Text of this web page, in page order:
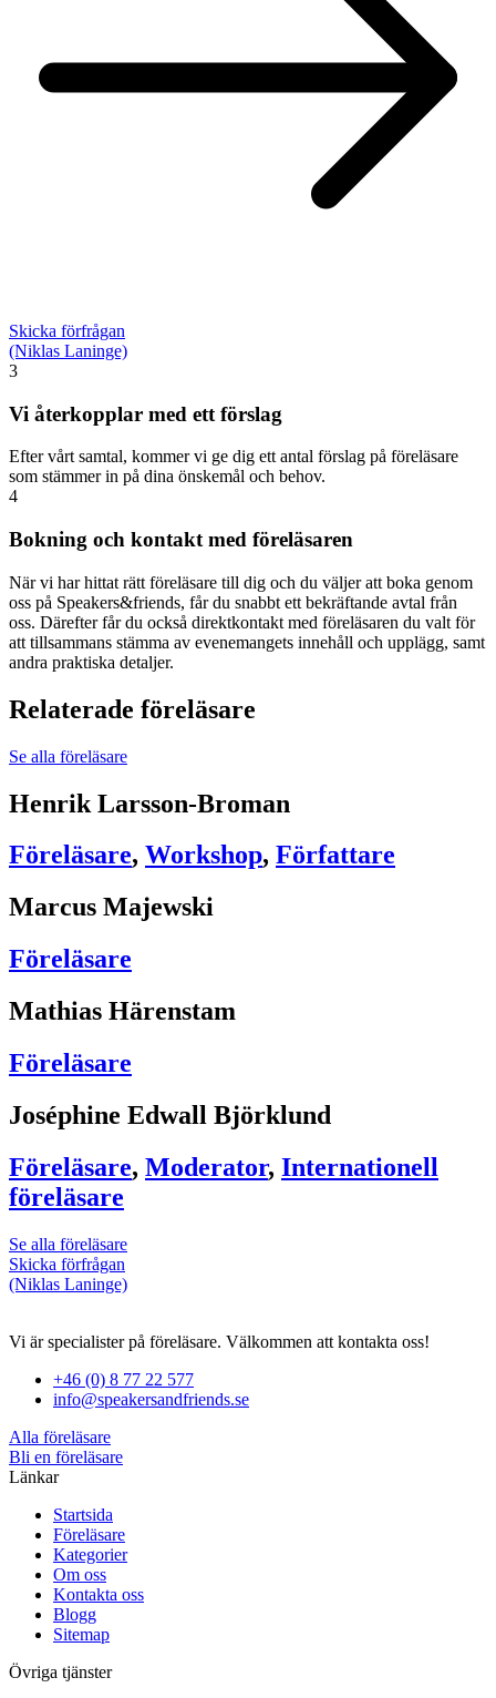
Skicka förfrågan
(Niklas Laninge)
3
Vi återkopplar med ett förslag
Efter vårt samtal, kommer vi ge dig ett antal förslag på föreläsare
som stämmer in på dina önskemål och behov.
4
Bokning och kontakt med föreläsaren
När vi har hittat rätt föreläsare till dig och du väljer att boka genom
oss på Speakers&friends, får du snabbt ett bekräftande avtal från
oss. Därefter får du också direktkontakt med föreläsaren du valt för
att tillsammans stämma av evenemangets innehåll och upplägg, samt
andra praktiska detaljer.
Relaterade föreläsare
Se alla föreläsare
Henrik Larsson-Broman
Föreläsare, Workshop, Författare
Marcus Majewski
Föreläsare
Mathias Härenstam
Föreläsare
Joséphine Edwall Björklund
Föreläsare, Moderator, Internationell
föreläsare
Se alla föreläsare
Skicka förfrågan
(Niklas Laninge)
Vi är specialister på föreläsare. Välkommen att kontakta oss!
+46 (0) 8 77 22 577
info@speakersandfriends.se
Alla föreläsare
Bli en föreläsare​
Länkar
Startsida
Föreläsare
Kategorier
Om oss
Kontakta oss
Blogg
Sitemap
Övriga tjänster